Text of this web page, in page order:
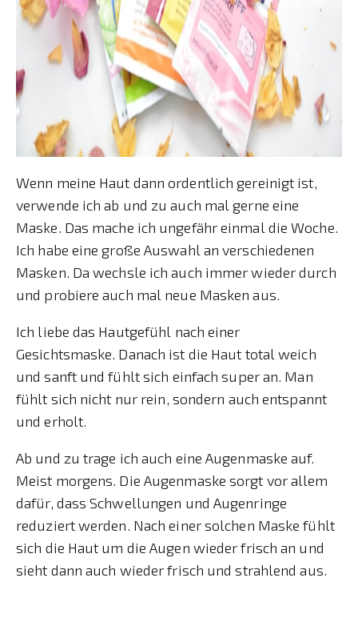
Wenn meine Haut dann ordentlich gereinigt ist,
verwende ich ab und zu auch mal gerne eine
Maske. Das mache ich ungefähr einmal die Woche.
Ich habe eine große Auswahl an verschiedenen
Masken. Da wechsle ich auch immer wieder durch
und probiere auch mal neue Masken aus.
Ich liebe das Hautgefühl nach einer
Gesichtsmaske. Danach ist die Haut total weich
und sanft und fühlt sich einfach super an. Man
fühlt sich nicht nur rein, sondern auch entspannt
und erholt.
Ab und zu trage ich auch eine Augenmaske auf.
Meist morgens. Die Augenmaske sorgt vor allem
dafür, dass Schwellungen und Augenringe
reduziert werden. Nach einer solchen Maske fühlt
sich die Haut um die Augen wieder frisch an und
sieht dann auch wieder frisch und strahlend aus.